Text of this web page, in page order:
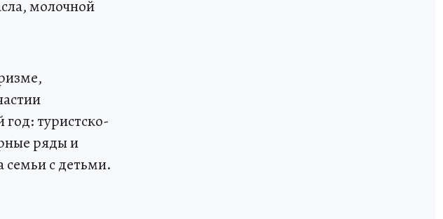
молочной
год: туристско-
ряды и
семьи с детьми.